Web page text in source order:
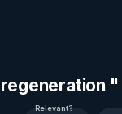
Relevant?